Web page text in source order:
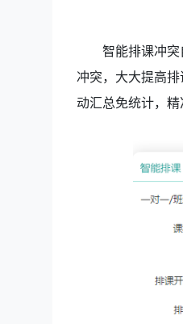
智能排课冲
冲突，大大提高
动汇总免统计，精